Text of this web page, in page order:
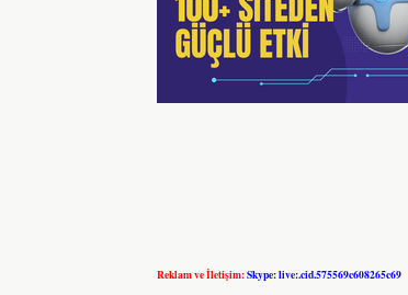
Reklam ve İletişim:Skype: live:.cid.575569c608265c69